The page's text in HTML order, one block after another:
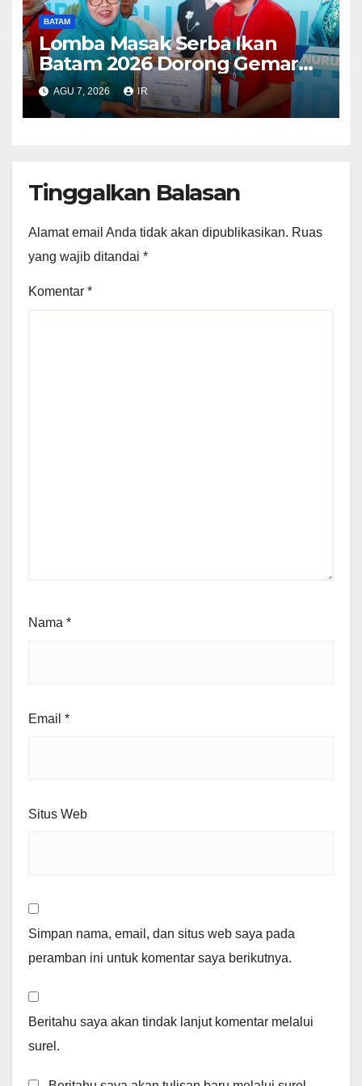
BATAM
Lomba Masak Serba Ikan
Batam 2026 Dorong Gemar
Makan Ikan
AGU 7, 2026 IR
Tinggalkan Balasan
Alamat email Anda tidak akan dipublikasikan. Ruas
yang wajib ditandai *
Komentar *
Nama *
Email *
Situs Web
Simpan nama, email, dan situs web saya pada
peramban ini untuk komentar saya berikutnya.
Beritahu saya akan tindak lanjut komentar melalui
surel.